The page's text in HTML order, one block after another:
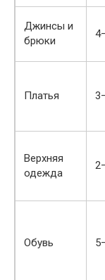
Джинсы и
брюки
Платья
Верхняя
одежда
Обувь